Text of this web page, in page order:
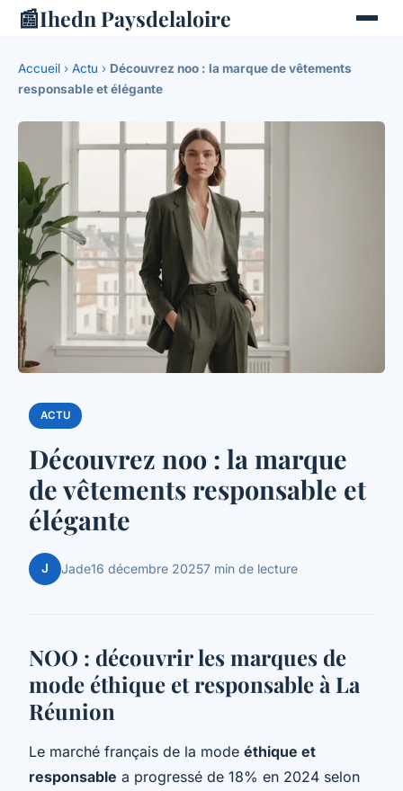
📰Ihedn Paysdelaloire
Accueil › Actu › Découvrez noo : la marque de vêtements
responsable et élégante
ACTU
Découvrez noo : la marque
de vêtements responsable et
élégante
J Jade16 décembre 20257 min de lecture
NOO : découvrir les marques de
mode éthique et responsable à La
Réunion
Le marché français de la mode éthique et
responsable a progressé de 18% en 2024 selon